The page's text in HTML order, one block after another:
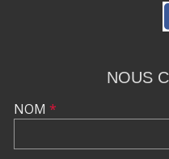
NOUS
NOM *